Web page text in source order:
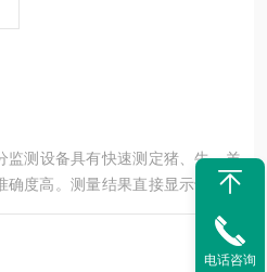
监测设备具有快速测定猪、牛、羊
确度高。测量结果直接显示于屏幕
便于现场快速检测猪、牛、羊、
；通过自行定标可以测量更多不常
。快速肉类水分仪
电话咨询